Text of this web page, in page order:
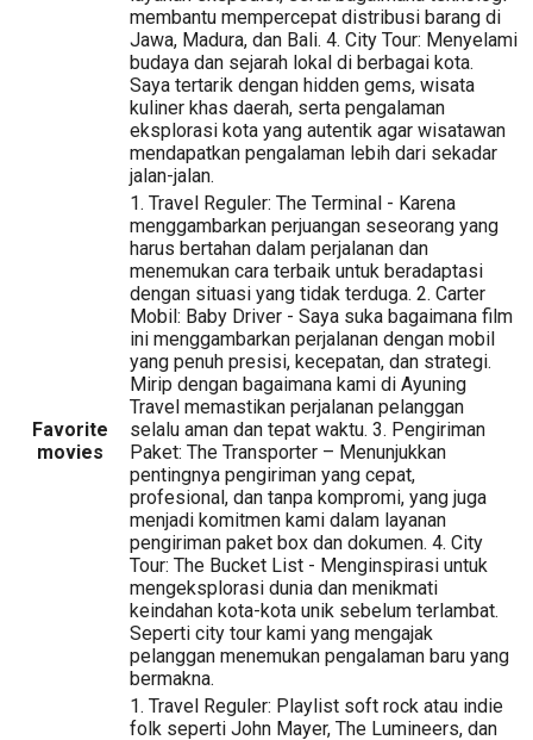
membantu mempercepat distribusi barang di
Jawa, Madura, dan Bali. 4. City Tour: Menyelami
budaya dan sejarah lokal di berbagai kota.
Saya tertarik dengan hidden gems, wisata
kuliner khas daerah, serta pengalaman
eksplorasi kota yang autentik agar wisatawan
mendapatkan pengalaman lebih dari sekadar
jalan-jalan.
Favorite
movies
1. Travel Reguler: The Terminal - Karena
menggambarkan perjuangan seseorang yang
harus bertahan dalam perjalanan dan
menemukan cara terbaik untuk beradaptasi
dengan situasi yang tidak terduga. 2. Carter
Mobil: Baby Driver - Saya suka bagaimana film
ini menggambarkan perjalanan dengan mobil
yang penuh presisi, kecepatan, dan strategi.
Mirip dengan bagaimana kami di Ayuning
Travel memastikan perjalanan pelanggan
selalu aman dan tepat waktu. 3. Pengiriman
Paket: The Transporter – Menunjukkan
pentingnya pengiriman yang cepat,
profesional, dan tanpa kompromi, yang juga
menjadi komitmen kami dalam layanan
pengiriman paket box dan dokumen. 4. City
Tour: The Bucket List - Menginspirasi untuk
mengeksplorasi dunia dan menikmati
keindahan kota-kota unik sebelum terlambat.
Seperti city tour kami yang mengajak
pelanggan menemukan pengalaman baru yang
bermakna.
1. Travel Reguler: Playlist soft rock atau indie
folk seperti John Mayer, The Lumineers, dan